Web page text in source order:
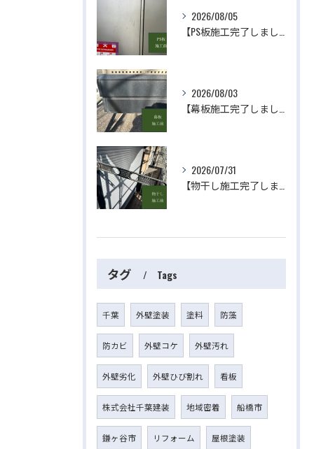
2026/08/05
2026/08/03
2026/07/31
タグ Tags
千葉 外壁塗装 塗料 防藻
防カビ 外壁コケ 外壁汚れ
外壁劣化 外壁ひび割れ 看板
株式会社千葉建装 地域密着 船橋市
鎌ヶ谷市 リフォーム 屋根塗装